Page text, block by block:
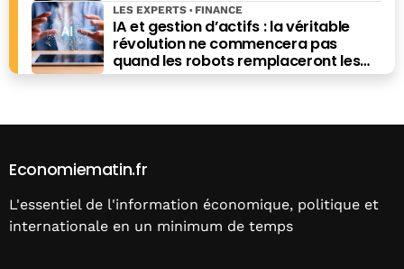
IA et gestion d’actifs : la véritable
révolution ne commencera pas
quand les robots remplaceront les
financiers. Elle commencera quand ils
LES EXPERTS FINANCE
Economiematin.fr
L'essentiel de l'information économique, politique et
internationale en un minimum de temps